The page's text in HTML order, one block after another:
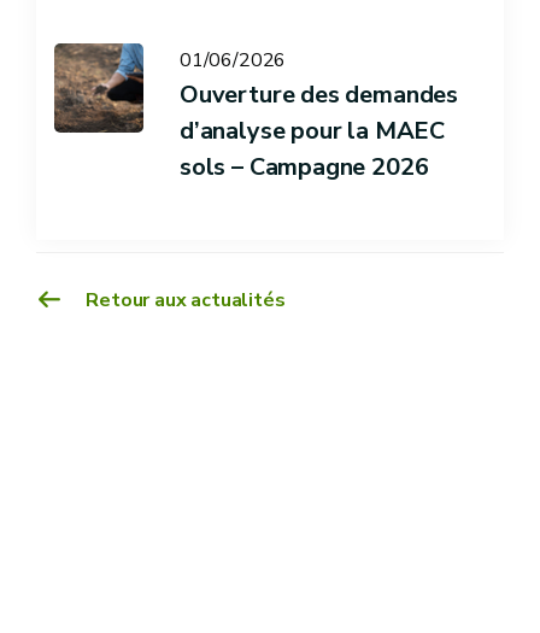
Retour aux actualités
01/06/2026
Ouverture des demandes
d’analyse pour la MAEC
sols – Campagne 2026